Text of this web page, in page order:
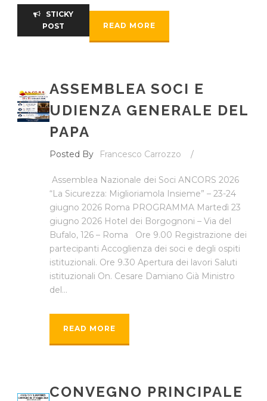
STICKY
POST
READ MORE
ASSEMBLEA SOCI E
UDIENZA GENERALE DEL
PAPA
Posted By Francesco Carrozzo /
Assemblea Nazionale dei Soci ANCORS 2026
“La Sicurezza: Miglioriamola Insieme” – 23-24
giugno 2026 Roma PROGRAMMA Martedì 23
giugno 2026 Hotel dei Borgognoni – Via del
Bufalo, 126 – Roma Ore 9.00 Registrazione dei
partecipanti Accoglienza dei soci e degli ospiti
istituzionali. Ore 9.30 Apertura dei lavori Saluti
istituzionali On. Cesare Damiano Già Ministro
del...
READ MORE
CONVEGNO PRINCIPALE